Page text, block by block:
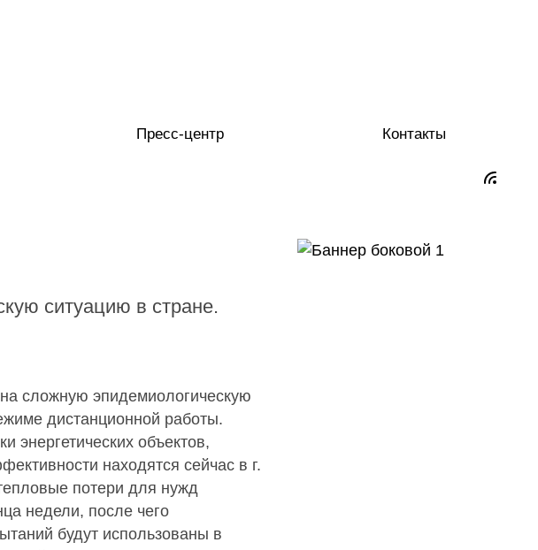
Пресс-центр Контакты
ситуацию в стране.
сложную эпидемиологическую
дистанционной работы.
объектов,
находятся сейчас в г.
потери для нужд
недели, после чего
будут использованы в